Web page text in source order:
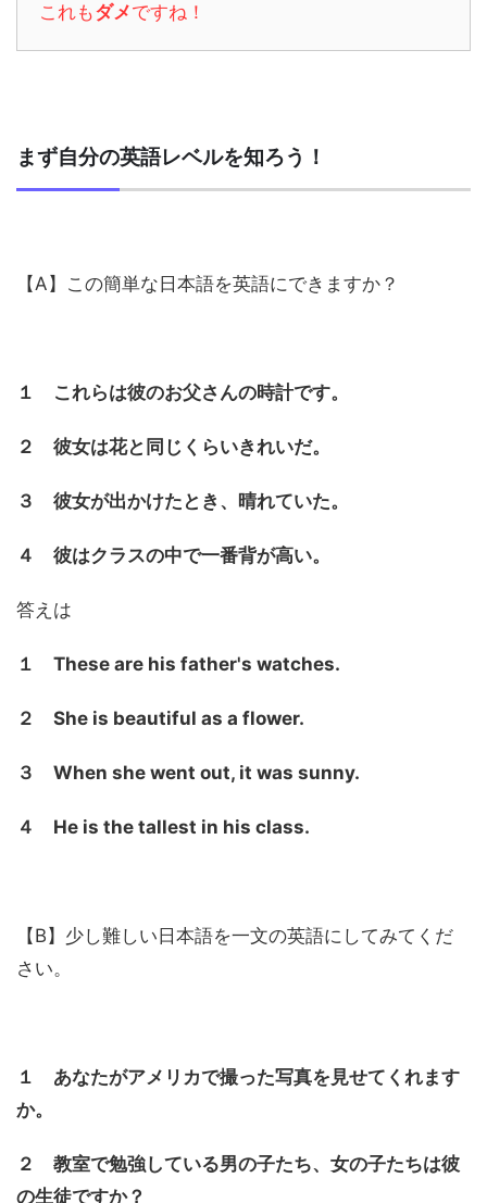
これもダメですね！
まず自分の英語レベルを知ろう！
【A】この簡単な日本語を英語にできますか？
１ これらは彼のお父さんの時計です。
２ 彼女は花と同じくらいきれいだ。
３ 彼女が出かけたとき、晴れていた。
４ 彼はクラスの中で一番背が高い。
答えは
１ These are his father's watches.
２ She is beautiful as a flower.
３ When she went out, it was sunny.
４ He is the tallest in his class.
【B】少し難しい日本語を一文の英語にしてみてくだ
さい。
１ あなたがアメリカで撮った写真を見せてくれます
か。
２ 教室で勉強している男の子たち、女の子たちは彼
の生徒ですか？